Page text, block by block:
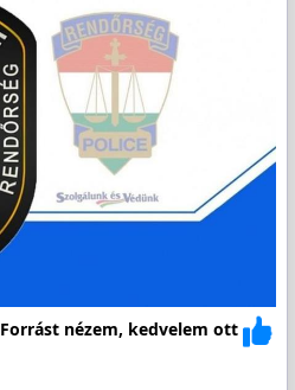
Forrást nézem, kedvelem ott